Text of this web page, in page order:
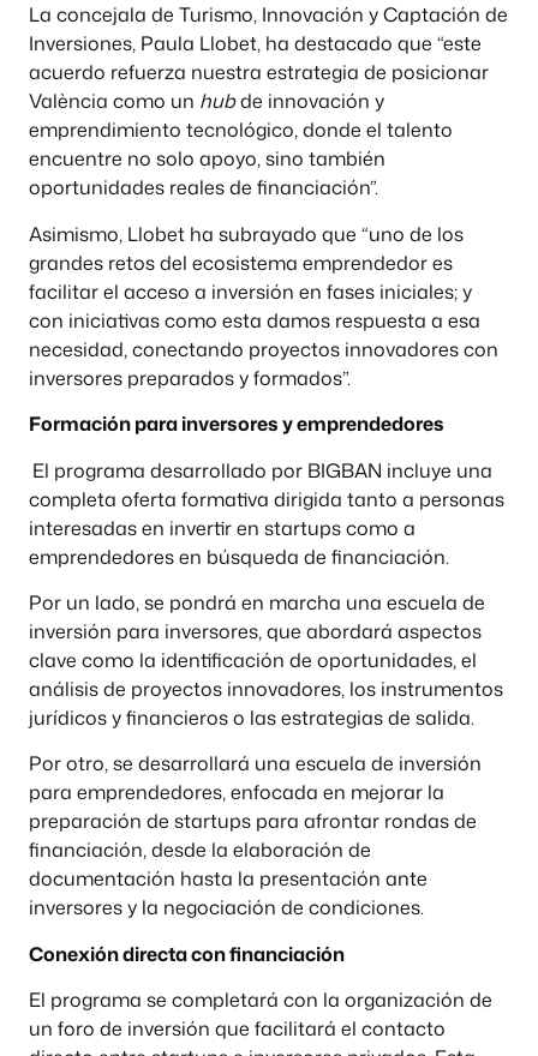
La concejala de Turismo, Innovación y Captación de
Inversiones, Paula Llobet, ha destacado que “este
acuerdo refuerza nuestra estrategia de posicionar
València como un hubde innovación y
emprendimiento tecnológico, donde el talento
encuentre no solo apoyo, sino también
oportunidades reales de financiación”.
Asimismo, Llobet ha subrayado que “uno de los
grandes retos del ecosistema emprendedor es
facilitar el acceso a inversión en fases iniciales; y
con iniciativas como esta damos respuesta a esa
necesidad, conectando proyectos innovadores con
inversores preparados y formados”.
Formación para inversores y emprendedores
El programa desarrollado por BIGBAN incluye una
completa oferta formativa dirigida tanto a personas
interesadas en invertir en startups como a
emprendedores en búsqueda de financiación.
Por un lado, se pondrá en marcha una escuela de
inversión para inversores, que abordará aspectos
clave como la identificación de oportunidades, el
análisis de proyectos innovadores, los instrumentos
jurídicos y financieros o las estrategias de salida.
Por otro, se desarrollará una escuela de inversión
para emprendedores, enfocada en mejorar la
preparación de startups para afrontar rondas de
financiación, desde la elaboración de
documentación hasta la presentación ante
inversores y la negociación de condiciones.
Conexión directa con financiación
El programa se completará con la organización de
un foro de inversión que facilitará el contacto